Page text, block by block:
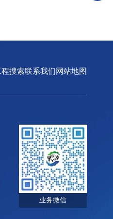
搜索联系我们网站地图
业务微信